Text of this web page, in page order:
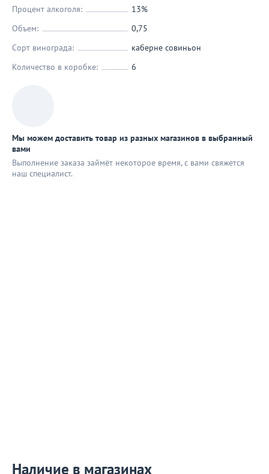
Процент алкоголя:
13%
Объем:
0,75
Сорт винограда:
каберне совиньон
Количество в коробке:
6
Мы можем доставить товар из разных магазинов в выбранный
вами
Выполнение заказа займёт некоторое время, с вами свяжется
наш специaлист.
Наличие в магазинах